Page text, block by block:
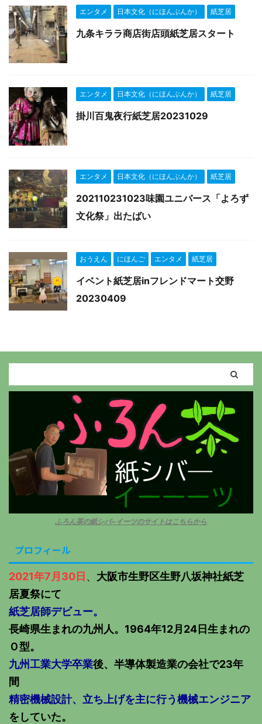
エンタメ 日本文化（にほんぶんか） 紙芝居
九条キララ商店街店頭紙芝居スタート
エンタメ 日本文化（にほんぶんか） 紙芝居
掛川百鬼夜行紙芝居20231029
エンタメ 日本文化（にほんぶんか） 紙芝居
202110231023味園ユニバース「よろず
文化祭」出たばい
おうえん にほんご エンタメ 紙芝居
イベント紙芝居inフレンドマート交野
20230409
ふろん茶の紙シバ−イーツのサイトはこちらから
プロフィール
2021年7月30日 、 大阪市生野区生野八坂神社紙芝
居夏祭にて
紙芝居師デビュー。
長崎県生まれの九州人。1964年12月24日生まれの
Ｏ型。
九州工業大学卒業後、半導体製造業の会社で23年
間
精密機械設計、立ち上げを主に行う機械エンジニア
をしていた。